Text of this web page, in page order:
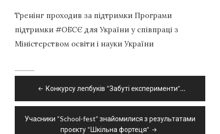
Тренінг проходив за підтримки Програми
підтримки #ОБСЄ для України у співпраці з
Міністерством освіти і науки України
записівКонкурсу лепбуків “Забуті експерименти”…
Учасники “School-fest” знайомилися з результатами
проєкту “Шкільна фортеця”